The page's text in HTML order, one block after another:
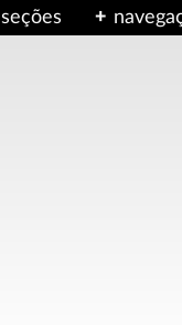
seções